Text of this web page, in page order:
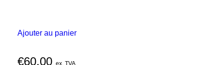
Ajouter au panier
€60,00 ex. TVA